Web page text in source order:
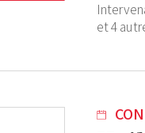
et 4